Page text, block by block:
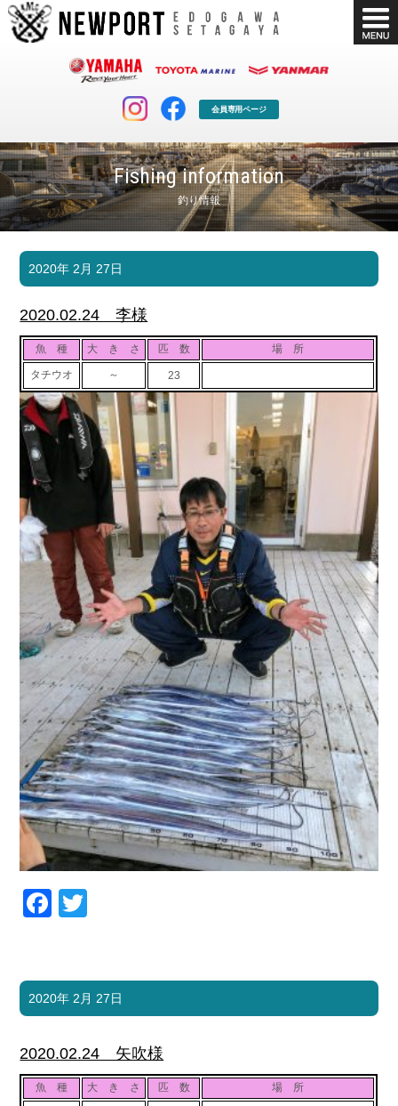
会員専用ページ
Fishing information
釣り情報
マリンクラブ
マリンライフを堪能したい！
ボート販売
ボート免許
長年の実績と信頼！
店舗情報
Shop Info.
公式ブログ
お問い合わせ
Contact us
会社概要
Company
採用情報 リンク集
Link
2020年 2月 27日
2020.02.24 李様
魚 種 大 き さ 匹 数 場 所
タチウオ ～ 23
Facebook
2020年 2月 27日
2020.02.24 矢吹様
魚 種 大 き さ 匹 数 場 所